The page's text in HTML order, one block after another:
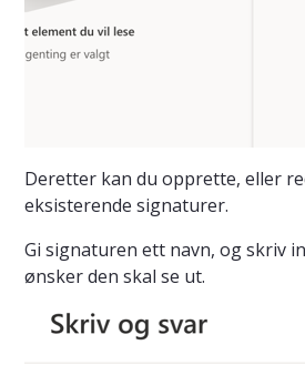
Deretter kan du opprette, eller
eksisterende signaturer.
Gi signaturen ett navn, og skriv
ønsker den skal se ut.